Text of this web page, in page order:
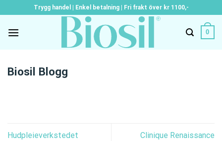
to
content
Trygg handel | Enkel betalning | Fri frakt över kr 1100,-
0
Biosil Blogg
Hudpleieverkstedet Clinique Renaissance